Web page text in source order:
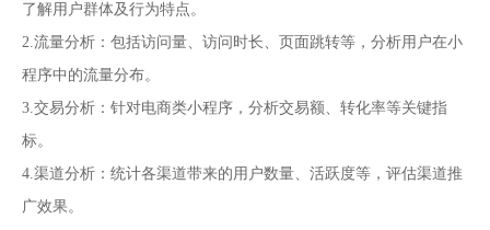
了解用户群体及行为特点。
2.流量分析：包括访问量、访问时长、页面跳转等，分析用户在小
程序中的流量分布。
3.交易分析：针对电商类小程序，分析交易额、转化率等关键指
标。
4.渠道分析：统计各渠道带来的用户数量、活跃度等，评估渠道推
广效果。